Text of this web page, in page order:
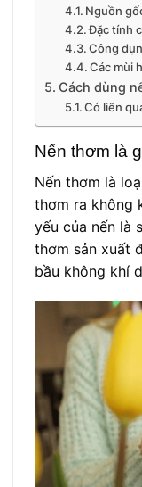
Nguồn
Đặc tính
Công
Các mùi
Cách dùng
Có liên
Nến thơm là
Nến thơm là
thơm ra không
yếu của nến là
thơm sản xuất
bầu không khí